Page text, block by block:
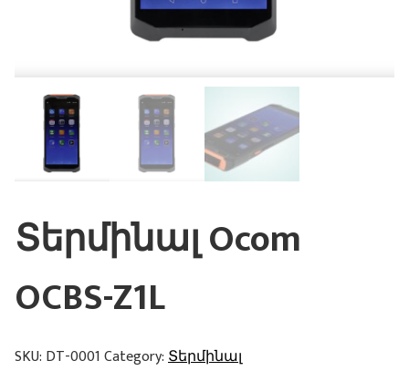
Տերմինալ Ocom
OCBS-Z1L
SKU: DT-0001Category:Տերմինալ